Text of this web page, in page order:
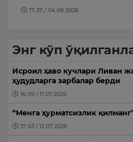
17:37 / 04.08.2026
Энг кўп
Исроил ҳаво кучлари Ливан
ҳудудларга зарбалар берди
16:09 / 11.07.2026
“Менга ҳурматсизлик
17:03 / 12.07.2026